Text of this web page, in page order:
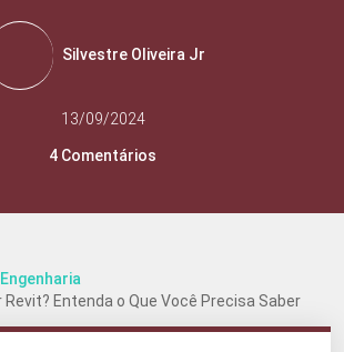
Silvestre Oliveira Jr
13/09/2024
4 Comentários
Revit? Entenda o Que Você Precisa Saber